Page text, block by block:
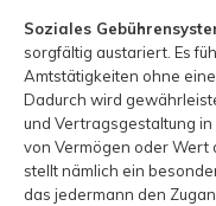
Soziales
sorgfältig austariert. Es
Amtstätigkeiten ohne
Dadurch wird
und Vertragsgestaltung
von Vermögen oder Wert
stellt nämlich ein
das jedermann den